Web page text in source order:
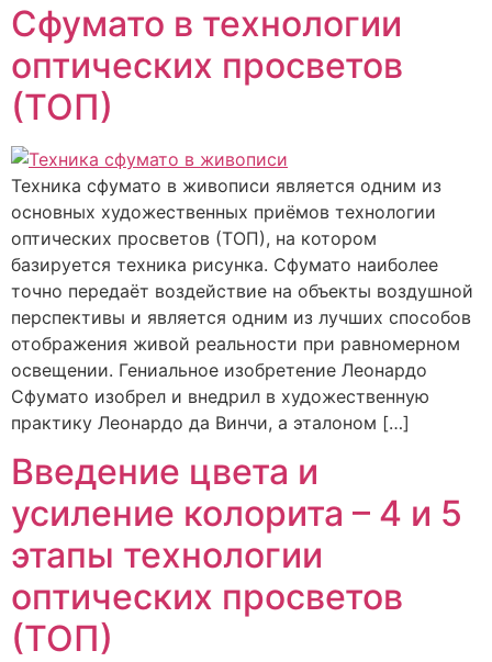
Сфумато в технологии
оптических просветов
(ТОП)
Техника сфумато в живописи является одним из
основных художественных приёмов технологии
оптических просветов (ТОП), на котором
базируется техника рисунка. Сфумато наиболее
точно передаёт воздействие на объекты воздушной
перспективы и является одним из лучших способов
отображения живой реальности при равномерном
освещении. Гениальное изобретение Леонардо
Сфумато изобрел и внедрил в художественную
практику Леонардо да Винчи, а эталоном […]
Введение цвета и
усиление колорита – 4 и 5
этапы технологии
оптических просветов
(ТОП)